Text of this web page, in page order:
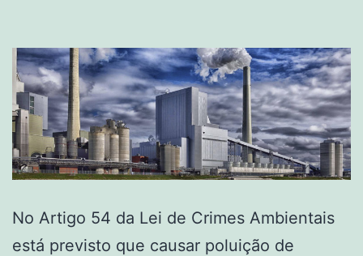
No Artigo 54 da Lei de Crimes Ambientais
está previsto que causar poluição de